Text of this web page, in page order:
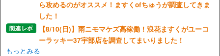
ら攻めるのがオススメ！ますくofちゅうが調査してきま
した！
【8/10(日)】雨ニモマケズ高稼働！浪花ますくがユーコ
ーラッキー37宇部店を調査してまいりました！
もっとみる